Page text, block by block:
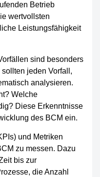
Betrieb
wertvollsten
Leistungsfähigkeit
sind besonders
jeden Vorfall,
analysieren.
Welche
Diese Erkenntnisse
des BCM ein.
und Metriken
zu messen. Dazu
bis zur
die Anzahl